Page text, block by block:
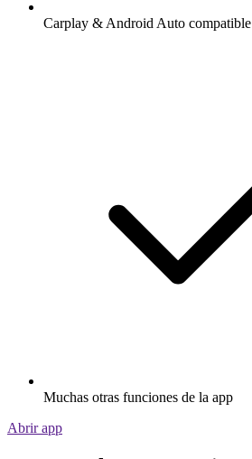
Carplay & Android Auto compatible
Muchas otras funciones de la app
Abrir app